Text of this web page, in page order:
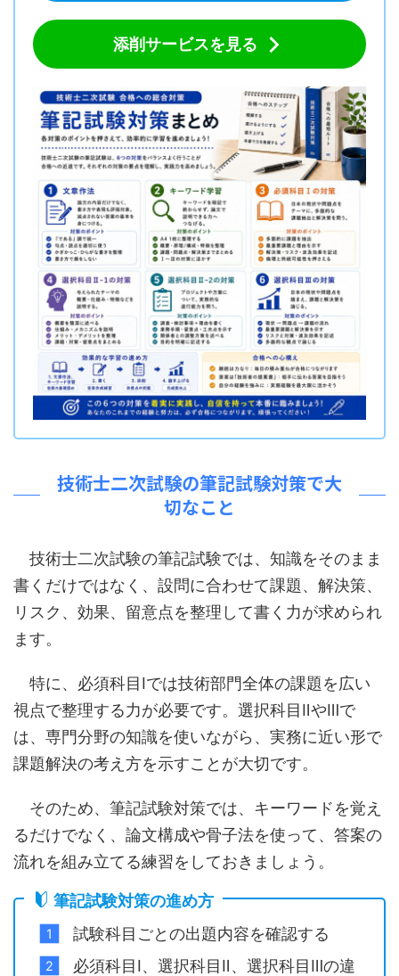
添削サービスを見る
技術士二次試験の筆記試験対策で大
切なこと
技術士二次試験の筆記試験では、知識をそのまま
書くだけではなく、設問に合わせて課題、解決策、
リスク、効果、留意点を整理して書く力が求められ
ます。
特に、必須科目Ⅰでは技術部門全体の課題を広い
視点で整理する力が必要です。選択科目ⅡやⅢで
は、専門分野の知識を使いながら、実務に近い形で
課題解決の考え方を示すことが大切です。
そのため、筆記試験対策では、キーワードを覚え
るだけでなく、論文構成や骨子法を使って、答案の
流れを組み立てる練習をしておきましょう。
筆記試験対策の進め方
試験科目ごとの出題内容を確認する
必須科目Ⅰ、選択科目Ⅱ、選択科目Ⅲの違